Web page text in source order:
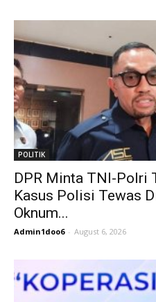
POLITIK
DPR Minta TNI-Polri
Kasus Polisi Tewas
Oknum...
Admin1doo6 - August 6, 2026